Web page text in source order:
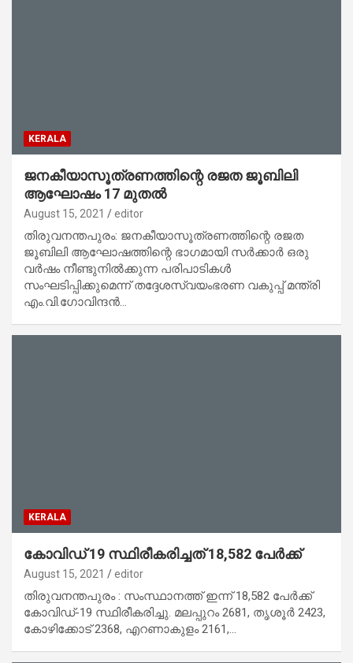
KERALA
ജനകീയാസൂത്രണത്തിന്റെ രജത ജൂബിലി
ആഘോഷം 17 മുതല്‍
August 15, 2021 editor
തിരുവനന്തപുരം: ജനകീയാസൂത്രണത്തിന്റെ രജത
ജൂബിലി ആഘോഷത്തിന്റെ ഭാഗമായി സര്‍ക്കാര്‍ ഒരു
വര്‍ഷം നീണ്ടുനില്‍ക്കുന്ന പരിപാടികള്‍
സംഘടിപ്പിക്കുമെന്ന് തദ്ദേശസ്വയംഭരണ വകുപ്പ് മന്ത്രി
എം.വി.ഗോവിന്ദന്‍…
KERALA
കോവിഡ് 19 സ്ഥിരീകരിച്ചത് 18,582 പേർക്ക്
August 15, 2021 editor
തിരുവനന്തപുരം : സംസ്ഥാനത്ത് ഇന്ന് 18,582 പേര്‍ക്ക്
കോവിഡ്-19 സ്ഥിരീകരിച്ചു. മലപ്പുറം 2681, തൃശൂര്‍ 2423,
കോഴിക്കോട് 2368, എറണാകുളം 2161,…